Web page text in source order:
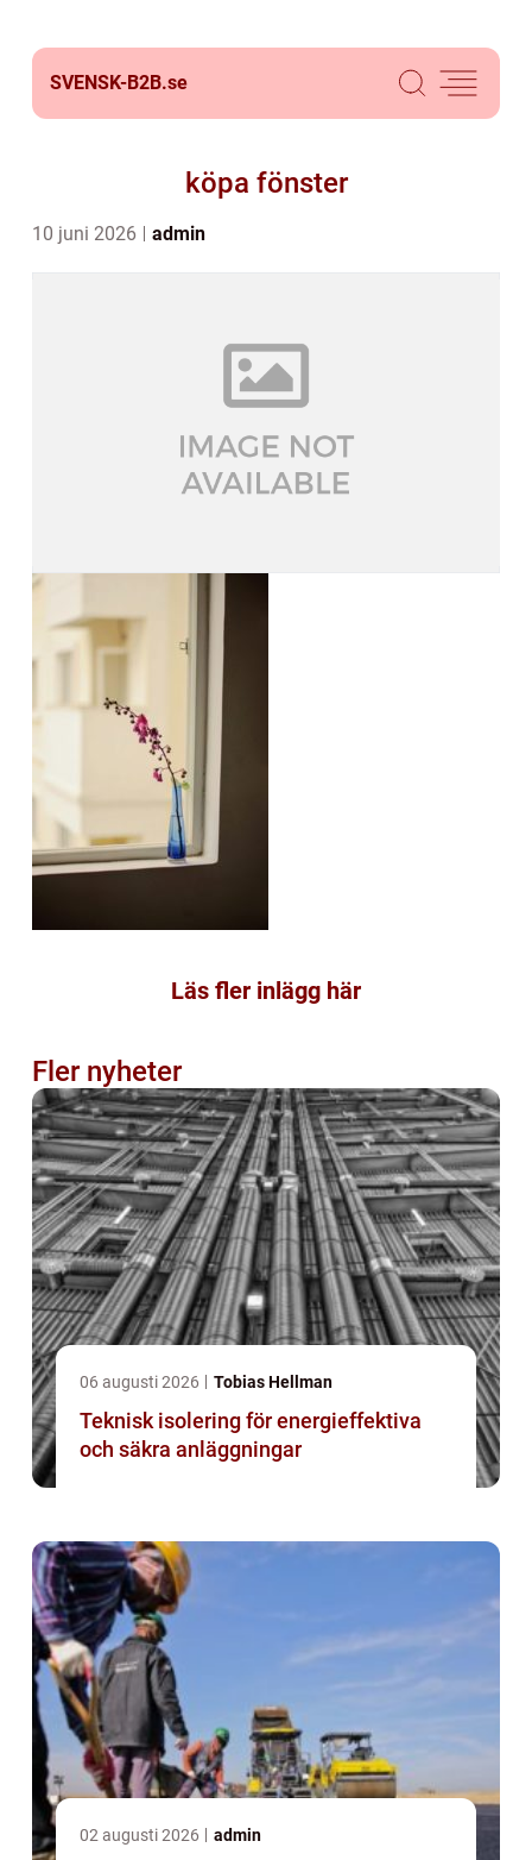
SVENSK-B2B.se
köpa fönster
10 juni 2026 admin
Läs fler inlägg här
Fler nyheter
06 augusti 2026 Tobias Hellman
Teknisk isolering för energieffektiva
och säkra anläggningar
02 augusti 2026 admin